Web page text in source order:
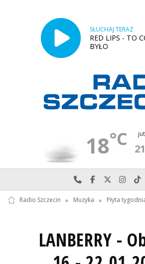
SŁUCHAJ TERAZ
RED LIPS - TO
BYŁO
18°C 21
Najlepiej po prostu
Odwiedź nas
Odwiedź
Radio Szczecin » Muzyka » Płyta
LANBERRY -